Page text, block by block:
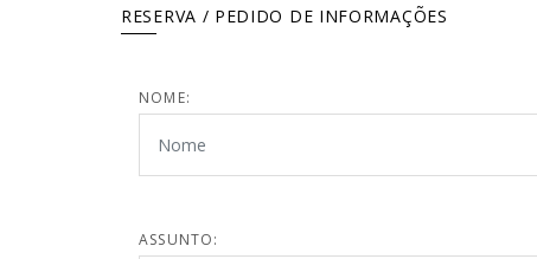
RESERVA / PEDIDO DE INFORMAÇÕES
NOME:
ASSUNTO: